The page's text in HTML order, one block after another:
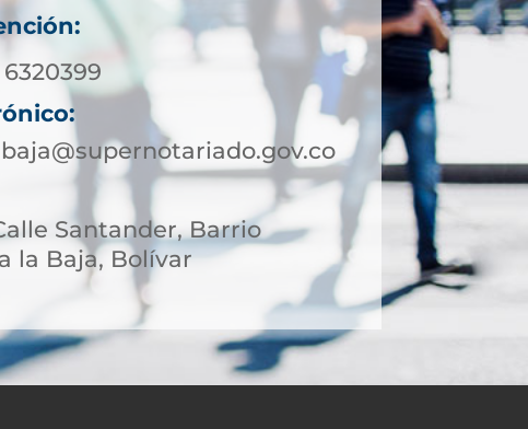
Santander, Barrio
la Baja, Bolívar